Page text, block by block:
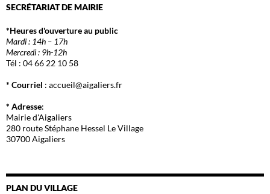
SECRÉTARIAT DE MAIRIE
*Heures d'ouverture au public
Mardi : 14h – 17h
Mercredi : 9h-12h
Tél : 04 66 22 10 58
* Courriel : accueil@aigaliers.fr
* Adresse:
Mairie d'Aigaliers
280 route Stéphane Hessel Le Village
30700 Aigaliers
PLAN DU VILLAGE